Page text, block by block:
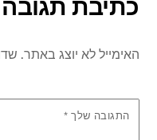
כתיבת תגובה
האימייל לא יוצג באתר.
התגובה שלך *